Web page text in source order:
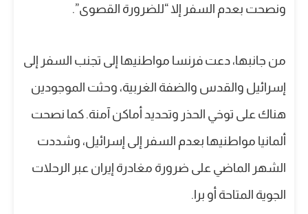
ونصحت بعدم السفر إلا “للضرورة القصوى”.
من جانبها، دعت فرنسا مواطنيها إلى تجنب السفر إلى
إسرائيل والقدس والضفة الغربية، وحثت الموجودين
هناك على توخي الحذر وتحديد أماكن آمنة. كما نصحت
ألمانيا مواطنيها بعدم السفر إلى إسرائيل، وشددت
الشهر الماضي على ضرورة مغادرة إيران عبر الرحلات
الجوية المتاحة أو برا.